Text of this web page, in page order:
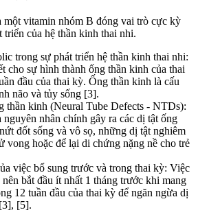
vitamin nhóm B đóng vai trò cực kỳ
triển của hệ thần kinh thai nhi.
trong sự phát triển hệ thần kinh thai nhi:
cho sự hình thành ống thần kinh của thai
đầu của thai kỳ. Ống thần kinh là cấu
não và tủy sống [3].
thần kinh (Neural Tube Defects - NTDs):
nhân chính gây ra các dị tật ống
đốt sống và vô sọ, những dị tật nghiêm
vong hoặc để lại di chứng nặng nề cho trẻ
việc bổ sung trước và trong thai kỳ: Việc
bắt đầu ít nhất 1 tháng trước khi mang
12 tuần đầu của thai kỳ để ngăn ngừa dị
[5].